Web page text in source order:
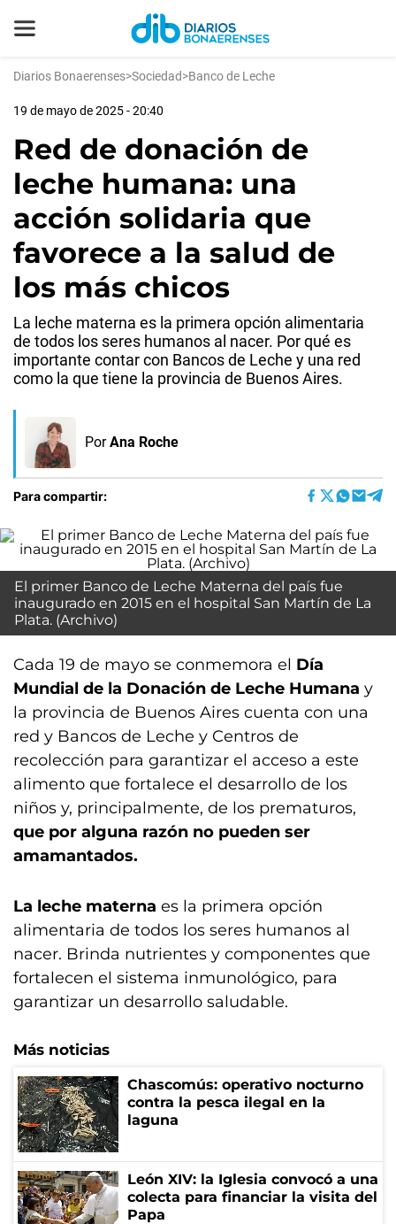
Diarios Bonaerenses>Sociedad>Banco de Leche
19 de mayo de 2025 - 20:40
Red de donación de
leche humana: una
acción solidaria que
favorece a la salud de
los más chicos
La leche materna es la primera opción alimentaria
de todos los seres humanos al nacer. Por qué es
importante contar con Bancos de Leche y una red
como la que tiene la provincia de Buenos Aires.
Por Ana Roche
Para compartir:
El primer Banco de Leche Materna del país fue
inaugurado en 2015 en el hospital San Martín de La
Plata. (Archivo)
Cada 19 de mayo se conmemora el Día
Mundial de la Donación de Leche Humana y
la provincia de Buenos Aires cuenta con una
red y Bancos de Leche y Centros de
recolección para garantizar el acceso a este
alimento que fortalece el desarrollo de los
niños y, principalmente, de los prematuros,
que por alguna razón no pueden ser
amamantados.
La leche materna es la primera opción
alimentaria de todos los seres humanos al
nacer. Brinda nutrientes y componentes que
fortalecen el sistema inmunológico, para
garantizar un desarrollo saludable.
Más noticias
Chascomús: operativo nocturno
contra la pesca ilegal en la
laguna
León XIV: la Iglesia convocó a una
colecta para financiar la visita del
Papa